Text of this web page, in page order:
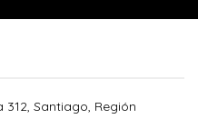
Santiago, Región